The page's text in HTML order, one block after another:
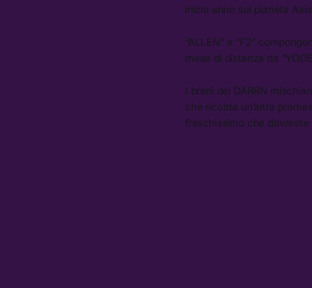
inizio anno sul pianeta
“ALLEN” e “F2”
mese di distanza da
I brani dei DARRN
che ricorda un’altra
freschissimo che dovreste